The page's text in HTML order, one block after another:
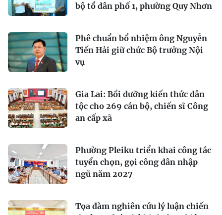
bộ tổ dân phố 1, phường Quy Nhơn
Phê chuẩn bổ nhiệm ông Nguyễn
Tiến Hải giữ chức Bộ trưởng Nội
vụ
Gia Lai: Bồi dưỡng kiến thức dân
tộc cho 269 cán bộ, chiến sĩ Công
an cấp xã
Phường Pleiku triển khai công tác
tuyển chọn, gọi công dân nhập
ngũ năm 2027
Tọa đàm nghiên cứu lý luận chiến